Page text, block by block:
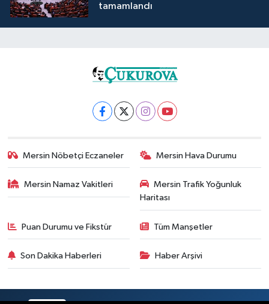
tamamlandı
Mersin Nöbetçi Eczaneler Mersin Hava Durumu
Mersin Namaz Vakitleri
Mersin Trafik Yoğunluk
Haritası
Puan Durumu ve Fikstür Tüm Manşetler
Son Dakika Haberleri Haber Arşivi